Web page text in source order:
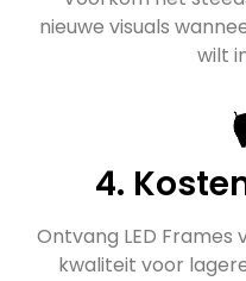
nieuwe visuals
wilt
4.
Ontvang LED
kwaliteit voor